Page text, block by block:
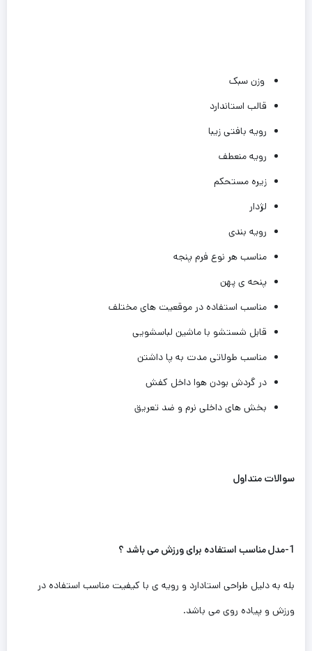
وزن سبک
قالب استاندارد
رویه بافتی زیبا
رویه منعطف
زیره مستحکم
لژدار
رویه بندی
مناسب هر نوع فرم پنجه
پنحه ی پهن
مناسب استفاده در موقعیت های مختلف
قابل شستشو با ماشین لباسشویی
مناسب طولاتی مدت به پا داشتن
در گردش بودن هوا داخل کفش
بخش های داخلی نرم و ضد تعریق
سوالات متداول
1-مدل مناسب استفاده برای ورزش می باشد ؟
بله به دلیل طراحی استادارد و رویه ی با کیفیت مناسب استفاده در
ورزش و پیاده روی می باشد.